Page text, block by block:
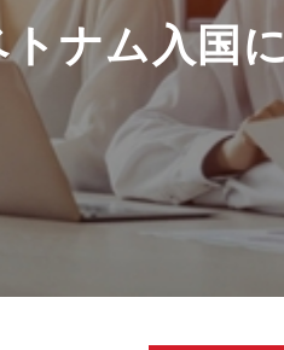
ナム入国